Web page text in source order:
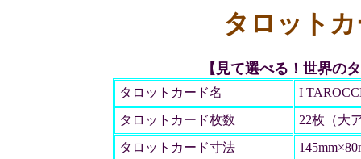
タロット
【見て選べる！世界の
タロットカード名
I
タロットカード枚数
22枚（大
タロットカード寸法